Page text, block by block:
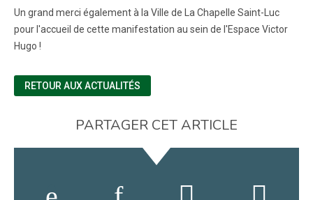
Un grand merci également à la Ville de La Chapelle Saint-Luc
pour l'accueil de cette manifestation au sein de l'Espace Victor
Hugo !
RETOUR AUX ACTUALITÉS
PARTAGER CET ARTICLE